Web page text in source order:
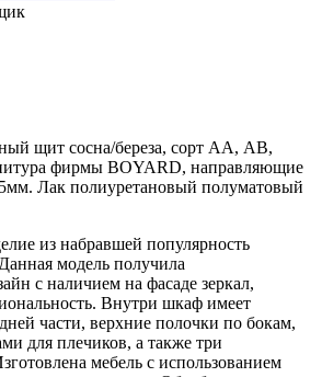
щит сосна/береза, сорт АА, АВ,
фирмы BOYARD, направляющие
Лак полиуретановый полуматовый
из набравшей популярность
модель получила
с наличием на фасаде зеркал,
Внутри шкаф имеет
части, верхние полочки по бокам,
для плечиков, а также три
мебель с использованием